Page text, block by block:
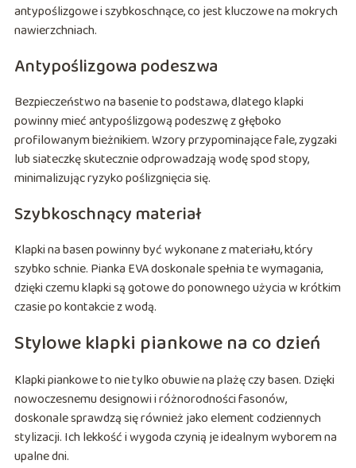
antypoślizgowe i szybkoschnące, co jest kluczowe na mokrych
nawierzchniach.
Antypoślizgowa podeszwa
Bezpieczeństwo na basenie to podstawa, dlatego klapki
powinny mieć antypoślizgową podeszwę z głęboko
profilowanym bieżnikiem. Wzory przypominające fale, zygzaki
lub siateczkę skutecznie odprowadzają wodę spod stopy,
minimalizując ryzyko poślizgnięcia się.
Szybkoschnący materiał
Klapki na basen powinny być wykonane z materiału, który
szybko schnie. Pianka EVA doskonale spełnia te wymagania,
dzięki czemu klapki są gotowe do ponownego użycia w krótkim
czasie po kontakcie z wodą.
Stylowe klapki piankowe na co dzień
Klapki piankowe to nie tylko obuwie na plażę czy basen. Dzięki
nowoczesnemu designowi i różnorodności fasonów,
doskonale sprawdzą się również jako element codziennych
stylizacji. Ich lekkość i wygoda czynią je idealnym wyborem na
upalne dni.